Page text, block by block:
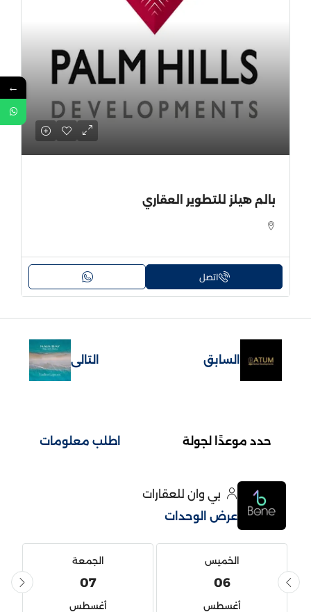
بالم هيلز للتطوير العقاري
اتصل
السابق التالى
حدد موعدًا لجولة اطلب معلومات
بي وان للعقارات
عرض الوحدات
الخميس
06
أغسطس
الجمعة
07
أغسطس
←